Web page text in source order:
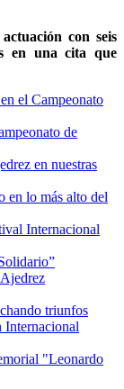
con seis
en una cita que
el Campeonato
de
en nuestras
en lo más alto del
Internacional
triunfos
"Leonardo